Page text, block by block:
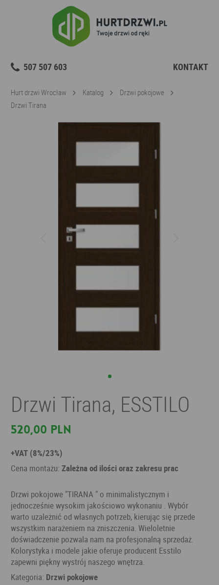
507 507 603 KONTAKT
Hurt drzwi Wrocław Katalog
Drzwi pokojowe
Drzwi Tirana
Drzwi Tirana, ESSTILO
520,00 PLN
+VAT (8%/23%)
Cena montażu:Zależna od ilości oraz zakresu prac
Drzwi pokojowe "TIRANA " o minimalistycznym i
jednocześnie wysokim jakościowo wykonaniu . Wybór
warto uzależnić od własnych potrzeb, kierując się przede
wszystkim narażeniem na zniszczenia. Wieloletnie
doświadczenie pozwala nam na profesjonalną sprzedaż.
Kolorystyka i modele jakie oferuje producent Esstilo
zapewni piękny wystrój naszego wnętrza.
Kategoria: Drzwi pokojowe